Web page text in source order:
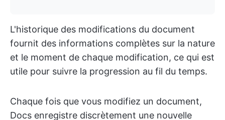
L'historique des modifications du document
fournit des informations complètes sur la nature
et le moment de chaque modification, ce qui est
utile pour suivre la progression au fil du temps.
Chaque fois que vous modifiez un document,
Docs enregistre discrètement une nouvelle